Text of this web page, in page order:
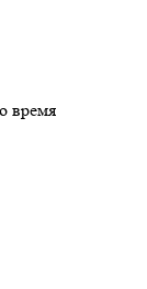
время